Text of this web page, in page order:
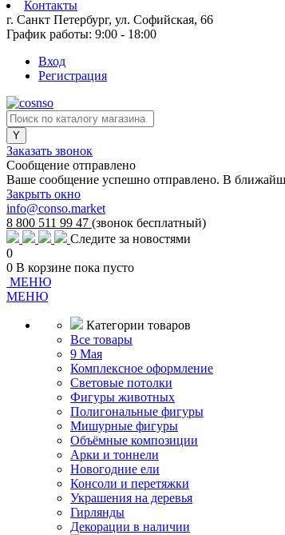
Контакты
г. Санкт Петербург, ул. Софийская, 66
График работы: 9:00 - 18:00
Вход
Регистрация
Заказать звонок
Сообщение отправлено
Ваше сообщение успешно отправлено. В
Закрыть окно
info@conso.market
8 800 511 99 47 (звонок бесплатный)
Следите за новостями
0
0 В корзине пока пусто
МЕНЮ
МЕНЮ
Категории товаров
Все товары
9 Мая
Комплексное оформление
Световые потолки
Фигуры животных
Полигональные фигуры
Мишурные фигуры
Объёмные композиции
Арки и тоннели
Новогодние ели
Консоли и перетяжки
Украшения на деревья
Гирлянды
Декорации в наличии